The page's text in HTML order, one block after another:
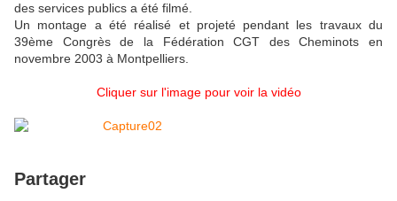
des services publics a été filmé.
Un montage a été réalisé et projeté pendant les travaux du
39ème Congrès de la Fédération CGT des Cheminots en
novembre 2003 à Montpelliers.
Cliquer sur l'image pour voir la vidéo
Partager